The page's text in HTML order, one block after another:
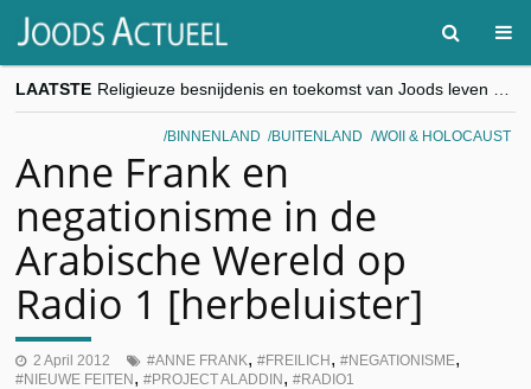
LAATSTE
“Besnijdenisdebat toont hoe moeilijk seculiere Westen minderheden begrijpt”, Jinnih Beels (Vooruit)
CITYTRIP | ROEMENIË – Boekarest: de verrassing van Oost-Europa
BINNENLAND BUITENLAND WOII & HOLOCAUST
Anne Frank en
negationisme in de
Arabische Wereld op
Radio 1 [herbeluister]
2 April 2012 ANNE FRANK, FREILICH , NEGATIONISME,
NIEUWE FEITEN , PROJECT ALADDIN , RADIO1